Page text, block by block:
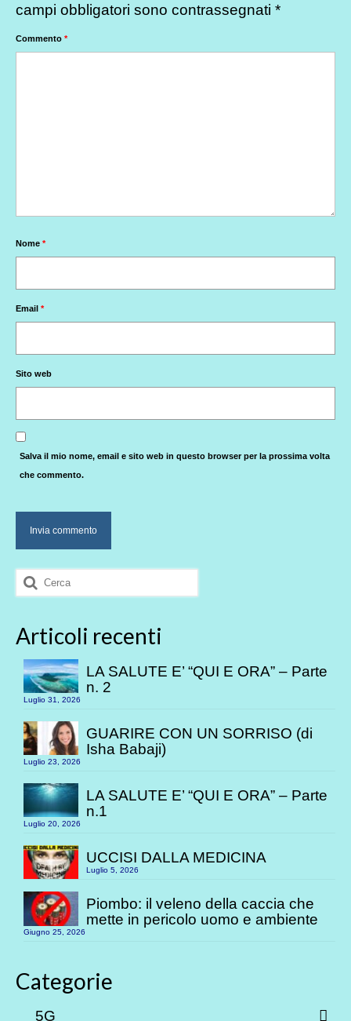
campi obbligatori sono contrassegnati *
Commento *
Nome *
Email *
Sito web
Salva il mio nome, email e sito web in questo browser per la prossima volta
che commento.
Cerca:
Articoli recenti
LA SALUTE E’ “QUI E ORA” – Parte
n. 2
Luglio 31, 2026
GUARIRE CON UN SORRISO (di
Isha Babaji)
Luglio 23, 2026
LA SALUTE E’ “QUI E ORA” – Parte
n.1
Luglio 20, 2026
UCCISI DALLA MEDICINA
Luglio 5, 2026
Piombo: il veleno della caccia che
mette in pericolo uomo e ambiente
Giugno 25, 2026
Categorie
5G